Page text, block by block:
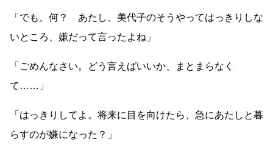
「でも、何？ あたし、美代子のそうやってはっきりしな
いところ、嫌だって言ったよね」
「ごめんなさい。どう言えばいいか、まとまらなく
て …… 」
「はっきりしてよ。将来に目を向けたら、急にあたしと暮
らすのが嫌になった？」